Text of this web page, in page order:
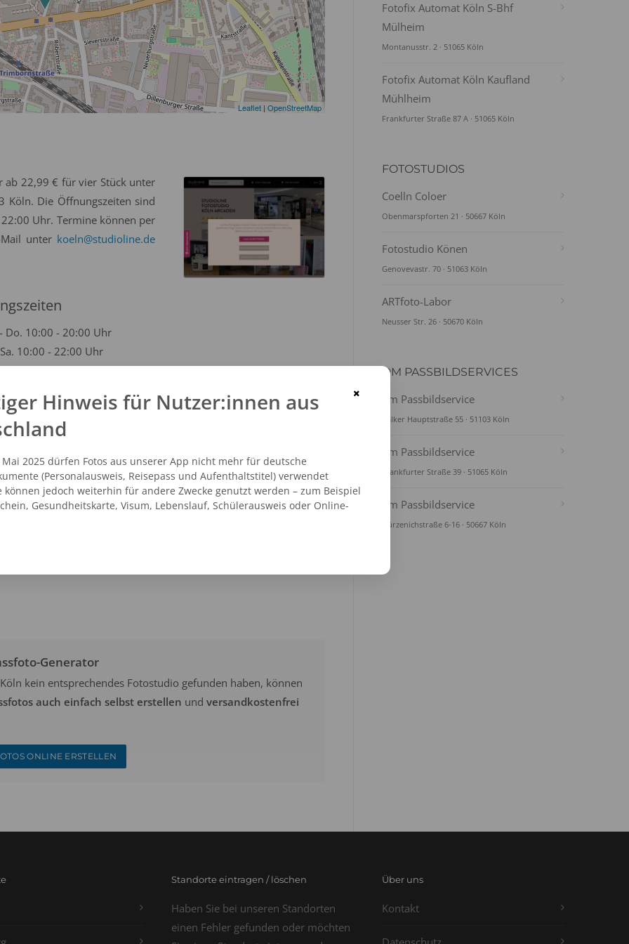
Leaflet | OpenStreetMap
ab 22,99 € für vier Stück unter
Köln. Die Öffnungszeiten sind
Uhr. Termine können per
unter koeln@studioline.de
Do. 10:00 - 20:00 Uhr
10:00 - 22:00 Uhr
29760519
Generator
kein entsprechendes Fotostudio gefunden haben, können
auch einfach selbst erstellen und versandkostenfrei
ONLINE ERSTELLEN
Fotofix Automat Köln S-Bhf
Mülheim
Montanusstr. 2 · 51065 Köln
Fotofix Automat Köln Kaufland
Mühlheim
Frankfurter Straße 87 A · 51065 Köln
FOTOSTUDIOS
Coelln Coloer
Obenmarspforten 21 · 50667 Köln
Fotostudio Könen
Genovevastr. 70 · 51063 Köln
ARTfoto-Labor
Neusser Str. 26 · 50670 Köln
DM PASSBILDSERVICES
dm Passbildservice
Kalker Hauptstraße 55 · 51103 Köln
dm Passbildservice
Frankfurter Straße 39 · 51065 Köln
dm Passbildservice
Gürzenichstraße 6-16 · 50667 Köln
Standorte eintragen / löschen
Haben Sie bei unseren Standorten
einen Fehler gefunden oder möchten
Über uns
Kontakt
×
Hinweis für Nutzer:innen aus
Mai 2025 dürfen Fotos aus unserer App nicht mehr für deutsche
(Personalausweis, Reisepass und Aufenthaltstitel) verwendet
können jedoch weiterhin für andere Zwecke genutzt werden – zum Beispiel
Gesundheitskarte, Visum, Lebenslauf, Schülerausweis oder Online-